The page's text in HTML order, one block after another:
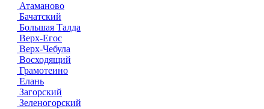
Атаманово
Бачатский
Большая Талда
Верх-Егос
Верх-Чебула
Восходящий
Грамотеино
Елань
Загорский
Зеленогорский